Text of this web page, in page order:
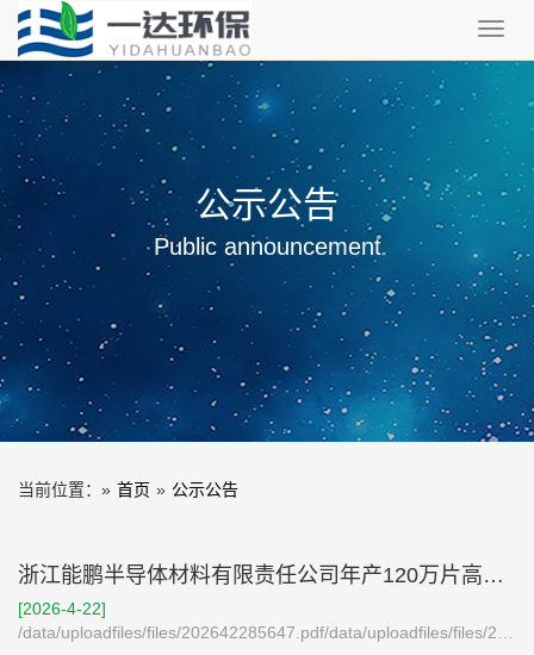
公示公告
Public announcement
当前位置： » 首页 » 公示公告
浙江能鹏半导体材料有限责任公司年产120万片高热导氮化物电子陶瓷基板项目竣工验收报告表公示
[2026-4-22]